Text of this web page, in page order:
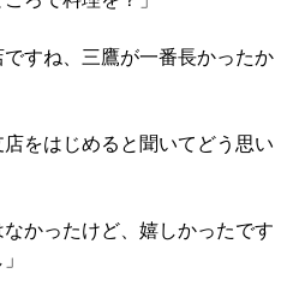
すね、三鷹が一番長かったか
をはじめると聞いてどう思い
かったけど、嬉しかったです